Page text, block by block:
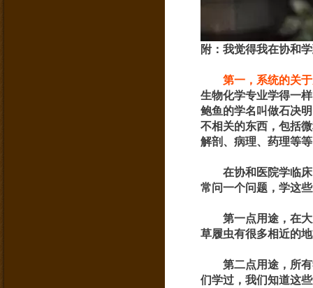
附：我觉得我在协和
第一，系统的关
生物化学专业学得一
鲍鱼的学名叫做石决
不相关的东西，包括
解剖、病理、药理等
在协和医院学临
常问一个问题，学这
第一点用途，在
草履虫有很多相近的
第二点用途，所
们学过，我们知道这